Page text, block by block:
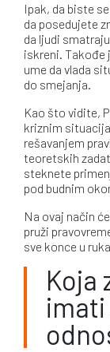
Ipak, da biste
da posedujete
da ljudi
iskreni. Takođe
ume da vlada
do smejanja.
Kao što vidite,
kriznim
rešavanjem
teoretskih
steknete
pod budnim
Na ovaj način
pruži
sve konce u
Koja
imati